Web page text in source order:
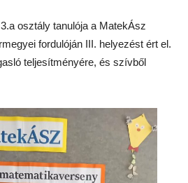
osztály tanulója a MatekÁsz
fordulóján III. helyezést ért el.
teljesítményére, és szívből